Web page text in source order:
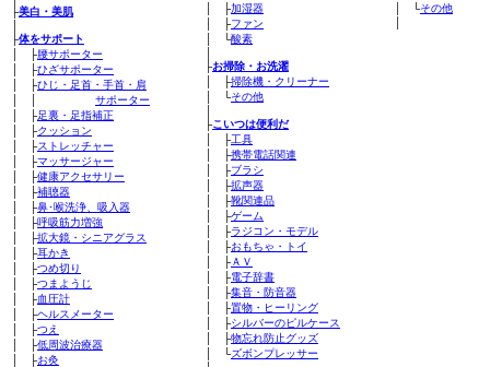
├美白・美肌
├体をサポート
│ ├腰サポーター
│ ├ひざサポーター
│ ├ひじ・足首・手首・肩
サポーター
│ ├足裏・足指補正
│ ├クッション
│ ├ストレッチャー
│ ├マッサージャー
│ ├健康アクセサリー
│ ├補聴器
│ ├鼻･喉洗浄、吸入器
│ ├呼吸筋力増強
│ ├拡大鏡・シニアグラス
│ ├耳かき
│ ├つめ切り
│ ├つまようじ
│ ├血圧計
│ ├ヘルスメーター
│ ├つえ
│ ├低周波治療器
│ ├お灸
│ ├加湿器
│ ├ファン
│ └酸素
├お掃除・お洗濯
│ ├掃除機・クリーナー
│ └その他
├こいつは便利だ
│ ├工具
│ ├携帯電話関連
│ ├ブラシ
│ ├拡声器
│ ├靴関連品
│ ├ゲーム
│ ├ラジコン・モデル
│ ├おもちゃ・トイ
│ ├ＡＶ
│ ├電子辞書
│ ├集音・防音器
│ ├置物・ヒーリング
│ ├シルバーのピルケース
│ ├物忘れ防止グッズ
│ └ズボンプレッサー
│ └その他